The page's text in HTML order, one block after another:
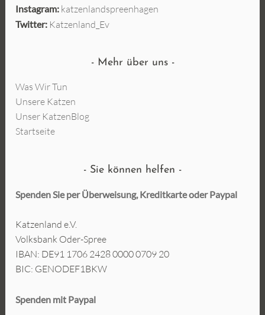
Instagram: katzenlandspreenhagen
Twitter: Katzenland_Ev
Mehr über uns
Was Wir Tun
Unsere Katzen
Unser KatzenBlog
Startseite
Sie können helfen
Spenden Sie per Überweisung, Kreditkarte oderPaypal
Katzenland e.V.
Volksbank Oder-Spree
IBAN: DE91 1706 2428 0000 0709 20
BIC: GENODEF1BKW
Spenden mit Paypal